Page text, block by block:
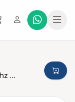
Llave Ford Mustang Proximidad 902 Mhz Eléctronica Original 2016-2019